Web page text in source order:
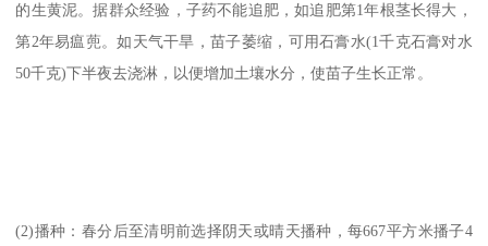
的生黄泥。据群众经验，子药不能追肥，如追肥第1年根茎长得大，
第2年易瘟蔸。如天气干旱，苗子萎缩，可用石膏水(1千克石膏对水
50千克)下半夜去浇淋，以便增加土壤水分，使苗子生长正常。
(2)播种：春分后至清明前选择阴天或晴天播种，每667平方米播子4